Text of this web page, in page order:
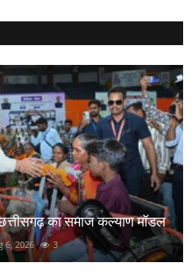
का समाज कल्याण मॉडल
6, 2026 3